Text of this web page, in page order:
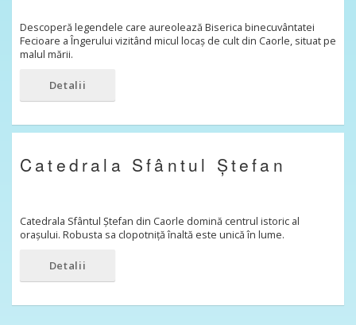
Descoperă legendele care aureolează Biserica binecuvântatei
Fecioare a Îngerului vizitând micul locaș de cult din Caorle, situat pe
malul mării.
Detalii
Catedrala Sfântul Ștefan
Catedrala Sfântul Ștefan din Caorle domină centrul istoric al
orașului. Robusta sa clopotniță înaltă este unică în lume.
Detalii